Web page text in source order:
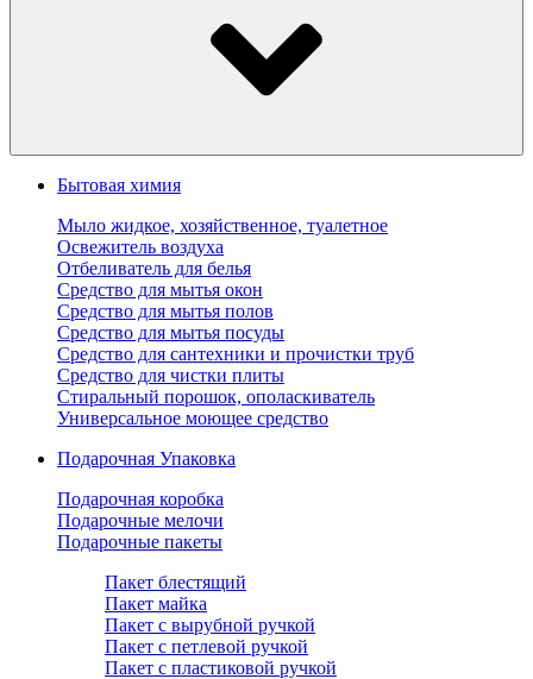
Бытовая химия
Мыло жидкое, хозяйственное, туалетное
Освежитель воздуха
Отбеливатель для белья
Средство для мытья окон
Средство для мытья полов
Средство для мытья посуды
Средство для сантехники и прочистки труб
Средство для чистки плиты
Стиральный порошок, ополаскиватель
Универсальное моющее средство
Подарочная Упаковка
Подарочная коробка
Подарочные мелочи
Подарочные пакеты
Пакет блестящий
Пакет майка
Пакет с вырубной ручкой
Пакет с петлевой ручкой
Пакет с пластиковой ручкой